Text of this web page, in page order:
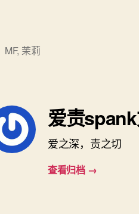
MF, 茉莉
爱责
爱之深，责之切
查看归档 →